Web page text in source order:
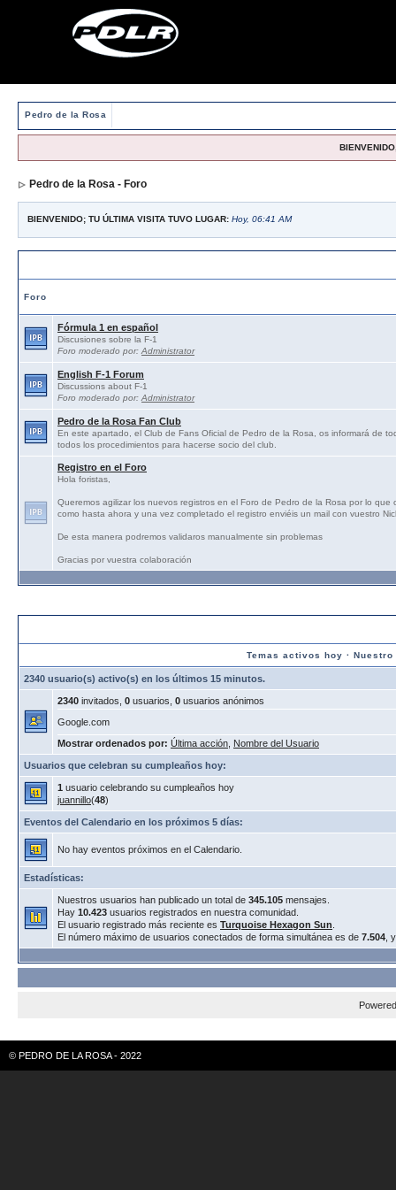
Pedro de la Rosa
Pedro de la Rosa - Foro
BIENVENIDO; TU ÚLTIMA VISITA TUVO LUGAR: Hoy, 06:41 AM
Foro
Fórmula 1 en español
Discusiones sobre la F-1
Foro moderado por: Administrator
English F-1 Forum
Discussions about F-1
Foro moderado por: Administrator
Pedro de la Rosa Fan Club
En este apartado, el Club de Fans Oficial de Pedro de la Rosa, os informará de
todos los procedimientos para hacerse socio del club.
Registro en el Foro
Hola foristas,
Queremos agilizar los nuevos registros en el Foro de Pedro de la Rosa por lo
como hasta ahora y una vez completado el registro enviéis un mail con vuestro
De esta manera podremos validaros manualmente sin problemas
Gracias por vuestra colaboración
Temas activos hoy · Nuestro
2340 usuario(s) activo(s) en los últimos 15 minutos.
2340 invitados, 0 usuarios, 0 usuarios anónimos
Google.com
Mostrar ordenados por: Última acción Nombre del Usuario
Usuarios que celebran su cumpleaños hoy:
1 usuario celebrando su cumpleaños hoy
juannillo(48)
Eventos del Calendario en los próximos 5 días:
No hay eventos próximos en el Calendario.
Estadísticas:
Nuestros usuarios han publicado un total de 345.105 mensajes.
Hay 10.423 usuarios registrados en nuestra comunidad.
El usuario registrado más reciente es Turquoise Hexagon Sun
El número máximo de usuarios conectados de forma simultánea es de 7.504 ,
© PEDRO DE LA ROSA - 2022